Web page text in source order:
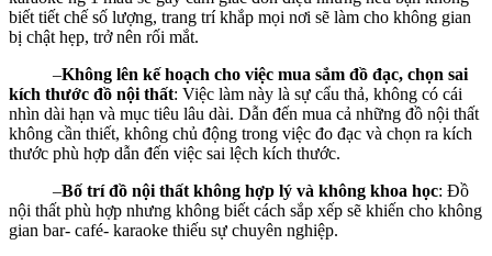
biết tiết chế số lượng, trang trí khắp mọi nơi sẽ làm cho không gian
bị chật hẹp, trở nên rối mắt.
–Không lên kế hoạch cho việc mua sắm đồ đạc, chọn sai
kích thước đồ nội thất: Việc làm này là sự cẩu thả, không có cái
nhìn dài hạn và mục tiêu lâu dài. Dẫn đến mua cả những đồ nội thất
không cần thiết, không chủ động trong việc đo đạc và chọn ra kích
thước phù hợp dẫn đến việc sai lệch kích thước.
–Bố trí đồ nội thất không hợp lý và không khoa học: Đồ
nội thất phù hợp nhưng không biết cách sắp xếp sẽ khiến cho không
gian bar- café- karaoke thiếu sự chuyên nghiệp.